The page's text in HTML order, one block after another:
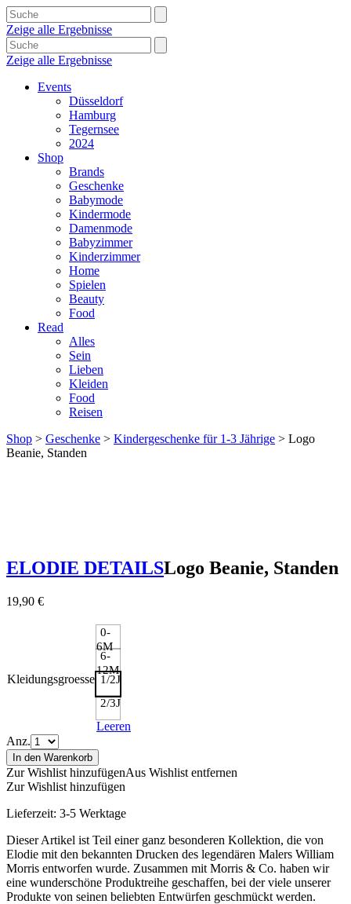
Zeige alle Ergebnisse
Zeige alle Ergebnisse
Events
Düsseldorf
Hamburg
Tegernsee
2024
Shop
Brands
Geschenke
Babymode
Kindermode
Damenmode
Babyzimmer
Kinderzimmer
Home
Spielen
Beauty
Food
Read
Alles
Sein
Lieben
Kleiden
Food
Reisen
Shop > Geschenke > Kindergeschenke für 1-3 Jährige > Logo
Beanie, Standen
ELODIE DETAILSLogo Beanie, Standen
19,90 €
Kleidungsgroesse
0-
6M
6-
12M
1/2J
2/3J
Leeren
Anz.
In den Warenkorb
Zur Wishlist hinzufügenAus Wishlist entfernen
Zur Wishlist hinzufügen
Lieferzeit: 3-5 Werktage
Dieser Artikel ist Teil einer ganz besonderen Kollektion, die von
Elodie mit den bekannten Drucken des legendären Malers William
Morris entworfen wurde. Zusammen mit Morris & Co. haben wir
eine wunderschöne Produktreihe geschaffen, bei der viele unserer
Produkte von seinen beliebten Entwürfen geschmückt werden.